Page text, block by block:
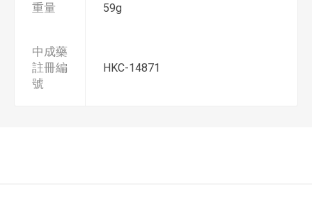
重量 59g
中成藥
註冊編
號
HKC-14871